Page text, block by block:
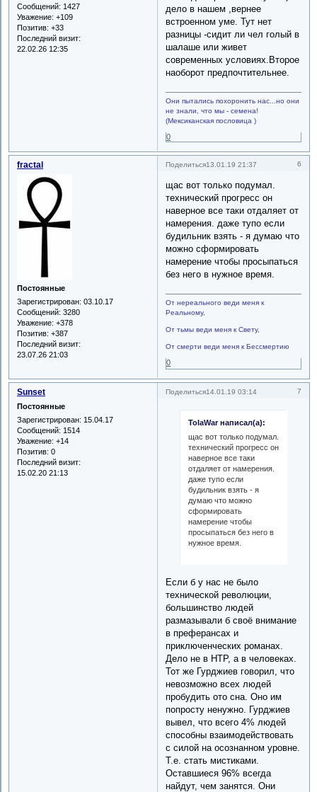
Сообщений: 1427
Уважение: +109
Позитив: +33
Последний визит:
22.02.26 12:35
дело в нашем ,вернее
встроенном уме. Тут нет
разницы -сидит ли чел голый в
шалаше или живет
современных условиях.Второе
наоборот предпочтительнее.
Они пытались похоронить нас...но они
не знали, что мы - семена!
(Мексиканская пословица )
0
Поделиться 6
13.01.19 21:37
fractal
Постоянные
Зарегистрирован: 03.10.17
Сообщений: 3280
Уважение: +378
Позитив: +387
Последний визит:
23.07.26 21:03
щас вот только подумал.
технический прогресс он
наверное все таки отдаляет от
намерения. даже тупо если
будильник взять - я думаю что
можно сформировать
намерение чтобы просыпаться
без него в нужное время.
От нереального веди меня к
Реальному,
От тьмы веди меня к Свету,
От смерти веди меня к Бессмертию
0
Поделиться 7
14.01.19 03:14
Sunset
Постоянные
Зарегистрирован: 15.04.17
Сообщений: 1514
Уважение: +14
Позитив: 0
Последний визит:
15.02.20 21:13
TolaWar написал(а):
щас вот только подумал.
технический прогресс он
наверное все таки
отдаляет от намерения.
даже тупо если
будильник взять - я
думаю что можно
сформировать
намерение чтобы
просыпаться без него в
нужное время.
Если б у нас не было
технической революции,
большинство людей
размазывали б своё внимание
в преферансах и
приключенческих романах.
Дело не в НТР, а в человеках.
Тот же Гурджиев говорил, что
невозможно всех людей
пробудить ото сна. Оно им
попросту ненужно. Гурджиев
вывел, что всего 4% людей
способны взаимодействовать
с силой на осознанном уровне.
Т.е. стать мистиками.
Оставшиеся 96% всегда
найдут, чем занятся. Они